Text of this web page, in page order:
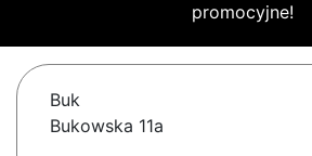
promocyjne!
Buk
Bukowska 11a